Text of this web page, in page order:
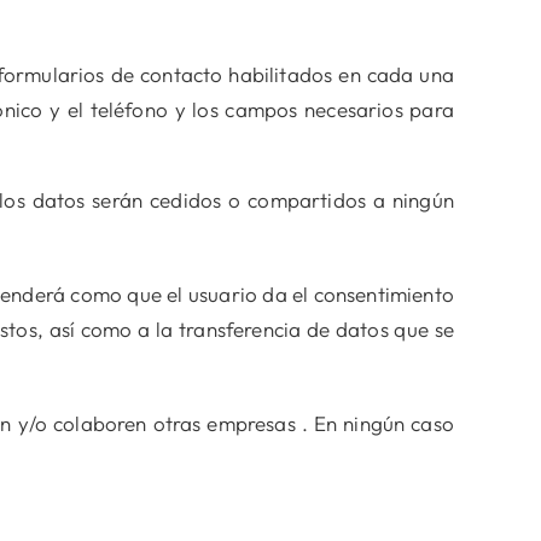
de contacto habilitados en cada una
y el teléfono y los campos necesarios para
datos serán cedidos o compartidos a ningún
como que el usuario da el consentimiento
así como a la transferencia de datos que se
o colaboren otras empresas . En ningún caso